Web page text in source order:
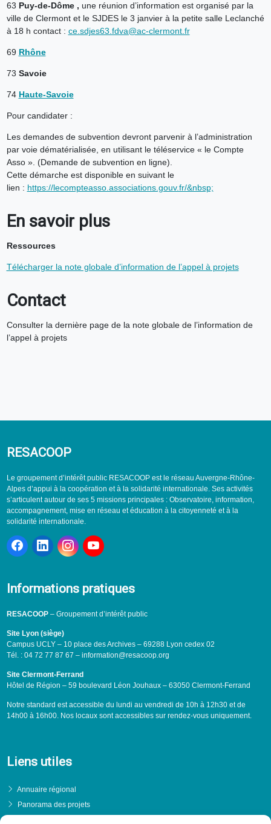
63 Puy-de-Dôme , une réunion d’information est organisé par la
ville de Clermont et le SJDES le 3 janvier à la petite salle Leclanché
à 18 h contact : ce.sdjes63.fdva@ac-clermont.fr
69 Rhône
73 Savoie
74 Haute-Savoie
Pour candidater :
Les demandes de subvention devront parvenir à l’administration
par voie dématérialisée, en utilisant le téléservice « le Compte
Asso ». (Demande de subvention en ligne).
Cette démarche est disponible en suivant le
lien : https://lecompteasso.associations.gouv.fr/&nbsp;
En savoir plus
Ressources
Télécharger la note globale d’information de l’appel à projets
Contact
Consulter la dernière page de la note globale de l’information de
l’appel à projets
RESACOOP
Le groupement d’intérêt public RESACOOP est le réseau Auvergne-Rhône-
Alpes d’appui à la coopération et à la solidarité internationale. Ses activités
s’articulent autour de ses 5 missions principales : Observatoire, information,
accompagnement, mise en réseau et éducation à la citoyenneté et à la
solidarité internationale.
Informations pratiques
RESACOOP– Groupement d’intérêt public
Site Lyon (siège)
Campus UCLY – 10 place des Archives – 69288 Lyon cedex 02
Tél. : 04 72 77 87 67 – information@resacoop.org
Site Clermont-Ferrand
Hôtel de Région – 59 boulevard Léon Jouhaux – 63050 Clermont-Ferrand
Notre standard est accessible du lundi au vendredi de 10h à 12h30 et de
14h00 à 16h00. Nos locaux sont accessibles sur rendez-vous uniquement.
Liens utiles
Annuaire régional
Panorama des projets